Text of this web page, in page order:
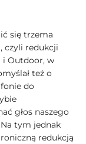
się trzema
czyli redukcji
i Outdoor, w
też o
do
głos naszego
tym jednak
redukcją